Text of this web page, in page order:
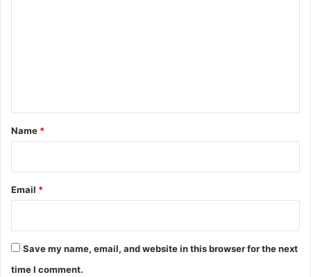
*
Name *
Email *
Save my name, email, and website in this browser for the next
time I comment.